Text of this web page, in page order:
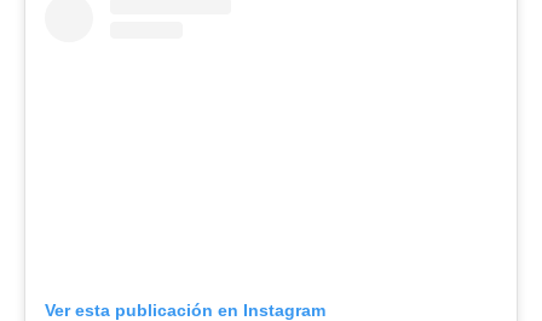
Ver esta publicación en Instagram